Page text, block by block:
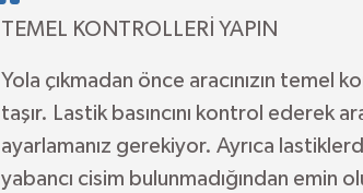
TEMEL KONTROLLERİ YAPIN
Yola çıkmadan önce aracınızın temel
taşır. Lastik basıncını kontrol ederek
ayarlamanız gerekiyor. Ayrıca
yabancı cisim bulunmadığından emin